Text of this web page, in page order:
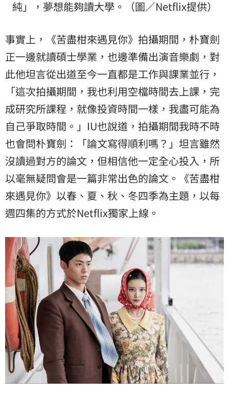
純」，夢想能夠讀大學。（圖／Netflix提供）
事實上，《苦盡柑來遇見你》拍攝期間，朴寶劍
正一邊就讀碩士學業，也邊準備出演音樂劇，對
此他坦言從出道至今一直都是工作與課業並行，
「這次拍攝期間，我也利用空檔時間去上課，完
成研究所課程，就像投資時間一樣，我盡可能為
自己爭取時間。」IU也說道，拍攝期間我時不時
也會問朴寶劍：「論文寫得順利嗎？」坦言雖然
沒讀過對方的論文，但相信他一定全心投入，所
以毫無疑問會是一篇非常出色的論文。《苦盡柑
來遇見你》以春、夏、秋、冬四季為主題，以每
週四集的方式於Netflix獨家上線。